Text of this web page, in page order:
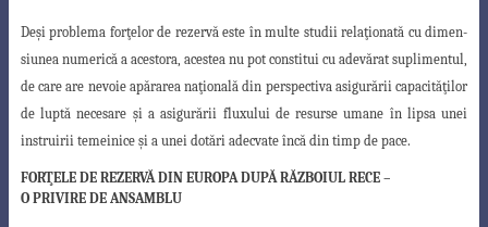
Deşi problema forţelor de rezervă este în multe studii relaţionată cu dimen-
siunea numerică a acestora, acestea nu pot constitui cu adevărat suplimentul,
de care are nevoie apărarea naţională din perspectiva asigurării capacităţilor
de luptă necesare şi a asigurării fluxului de resurse umane în lipsa unei
instruirii temeinice şi a unei dotări adecvate încă din timp de pace.
FORŢELE DE REZERVĂ DIN EUROPA DUPĂ RĂZBOIUL RECE –
O PRIVIRE DE ANSAMBLU